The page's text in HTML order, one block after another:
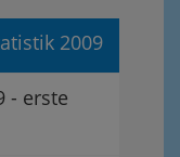
2009
- erste